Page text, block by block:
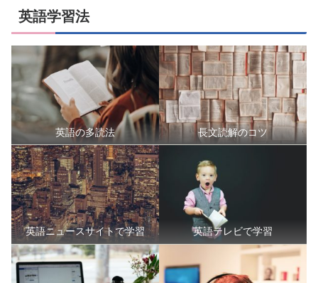
英語学習法
英語の多読法 長文読解のコツ
英語ニュースサイトで学習 英語テレビで学習